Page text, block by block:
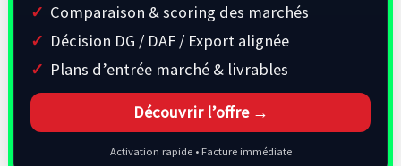
Comparaison & scoring des marchés
Décision DG / DAF / Export alignée
Plans d’entrée marché & livrables
Découvrir l’offre →
Activation rapide • Facture immédiate